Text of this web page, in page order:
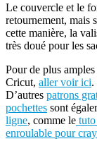
Le couvercle et le
retournement, mais
cette manière, la
très doué pour les
Pour de plus
Cricut, aller voir ici.
D’autres patrons
pochettes sont
ligne, comme le
enroulable pour